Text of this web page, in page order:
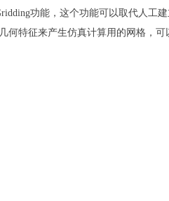
功能，这个功能可以取代人工
何特征来产生仿真计算用的网格，可